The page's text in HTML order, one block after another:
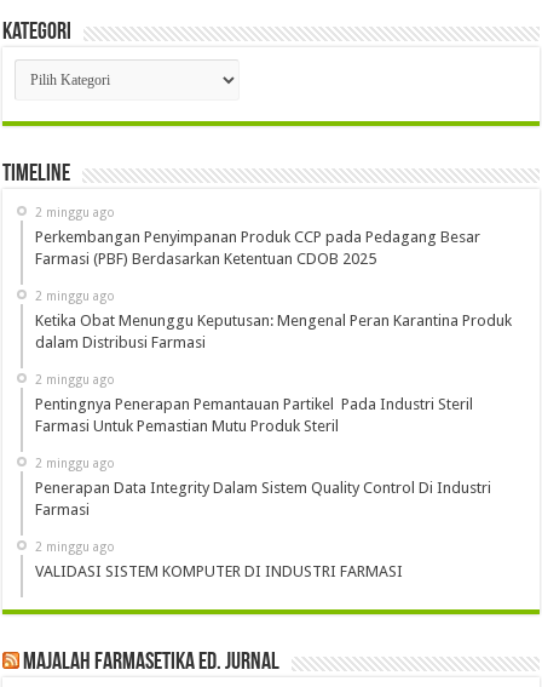
Kategori
Kategori
Timeline
2 minggu ago
Perkembangan Penyimpanan Produk CCP pada Pedagang Besar
Farmasi (PBF) Berdasarkan Ketentuan CDOB 2025
2 minggu ago
Ketika Obat Menunggu Keputusan: Mengenal Peran Karantina Produk
dalam Distribusi Farmasi
2 minggu ago
Pentingnya Penerapan Pemantauan Partikel Pada Industri Steril
Farmasi Untuk Pemastian Mutu Produk Steril
2 minggu ago
Penerapan Data Integrity Dalam Sistem Quality Control Di Industri
Farmasi
2 minggu ago
VALIDASI SISTEM KOMPUTER DI INDUSTRI FARMASI
Majalah Farmasetika Ed. Jurnal